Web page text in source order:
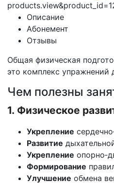
Описание
Абонемент
Отзывы
Общая физическая
это комплекс упражнений
Чем полезны
1. Физическое
Укрепление
Развитие
Укрепление
Формирование
Улучшение обмена